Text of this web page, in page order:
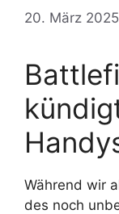
20. März 2025
Während wir
des noch